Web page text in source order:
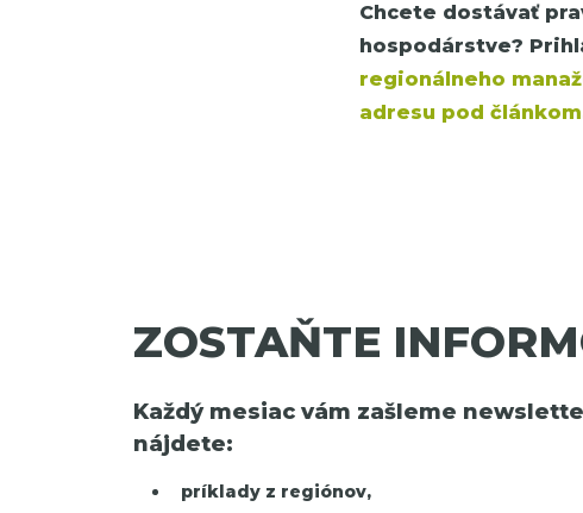
Chcete dostávať
hospodárstve?
regionálneho
adresu pod
ZOSTAŇTE
Každý mesiac vám zašleme
nájdete:
príklady z regiónov,